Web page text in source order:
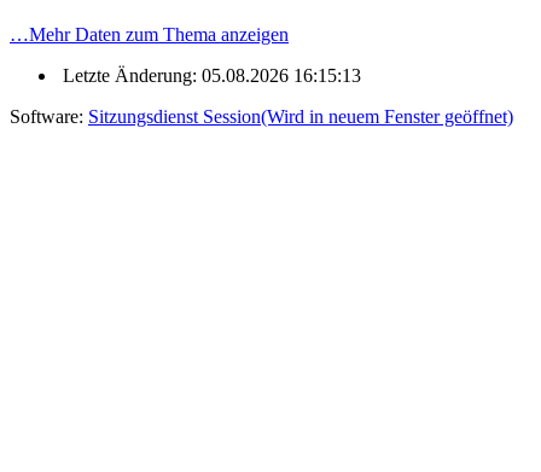
…Mehr Daten zum Thema anzeigen
Letzte Änderung: 05.08.2026 16:15:13
Software: Sitzungsdienst Session(Wird in neuem Fenster geöffnet)